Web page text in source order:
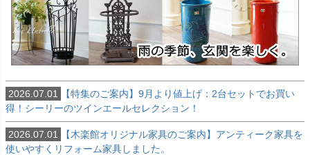
2026.07.01
【特集のご案内】9月より値上げ：2台セットでお買い
得！シーリーのツインエールセレクション！
2026.07.01
【木楽館オリジナル家具のご案内】アンティーク家具を
使いやすくリフォーム家具しました。